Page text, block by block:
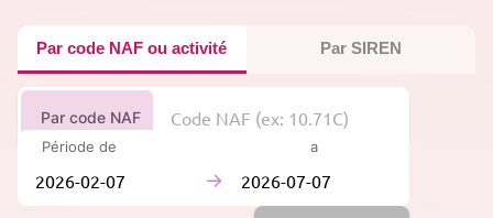
Par code NAF ou activité Par SIREN
Par code NAF
Période de à
→